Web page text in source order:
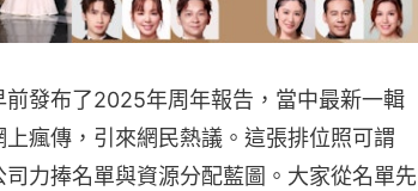
發布了2025年周年報告，當中最新一輯
上瘋傳，引來網民熱議。這張排位照可謂
司力捧名單與資源分配藍圖。大家從名單先